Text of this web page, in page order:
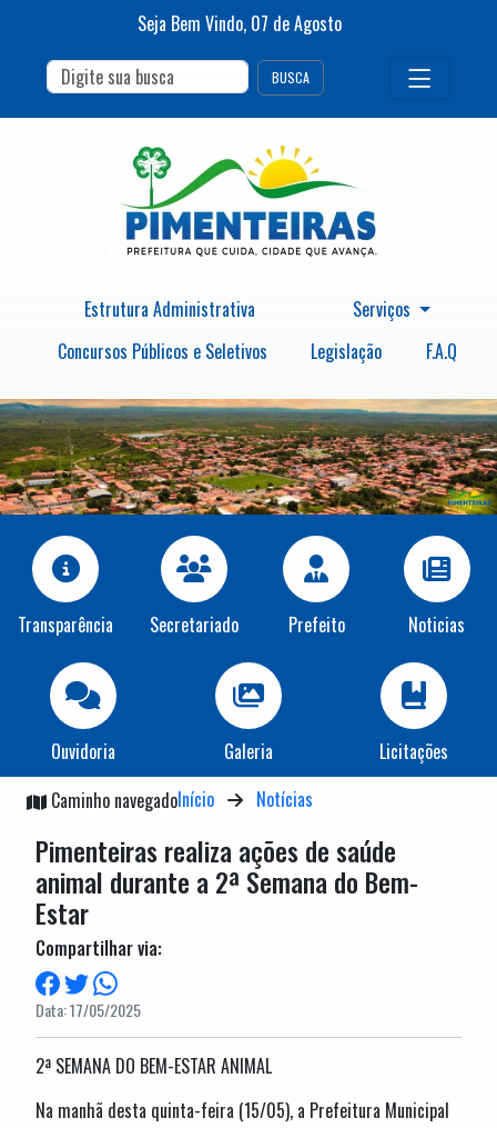
Seja Bem Vindo, 07 deAgosto
BUSCA
Estrutura Administrativa
Serviços
Concursos Públicos e Seletivos
Legislação F.A.Q
Transparência Secretariado Prefeito Noticias
Ouvidoria Galeria
Licitações
Caminho navegadoInício Notícias
Pimenteiras realiza ações de saúde
animal durante a 2ª Semana do Bem-
Estar
Compartilhar via:
Data: 17/05/2025
2ª SEMANA DO BEM-ESTAR ANIMAL
Na manhã desta quinta-feira (15/05), a Prefeitura Municipal